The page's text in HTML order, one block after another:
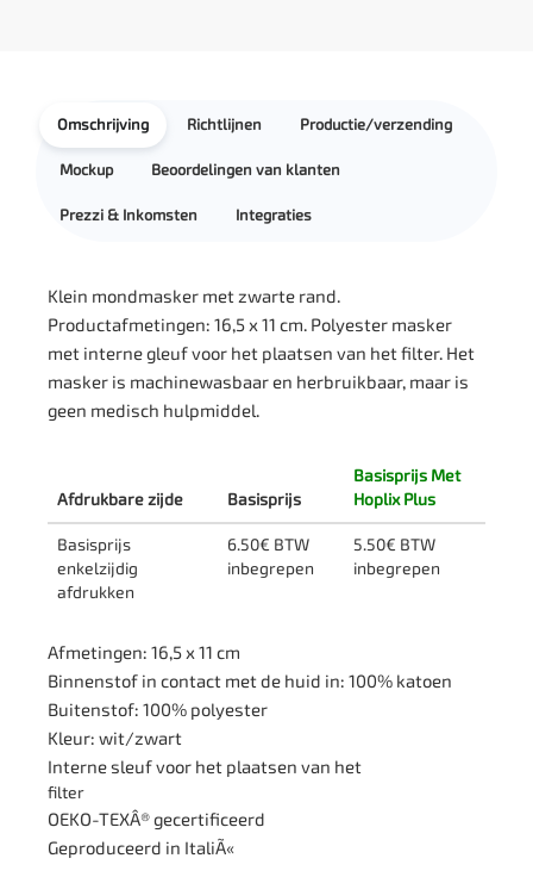
Omschrijving Richtlijnen Productie/verzending
Mockup Beoordelingen van klanten
Prezzi & Inkomsten Integraties
Klein mondmasker met zwarte rand.
Productafmetingen: 16,5 x 11 cm. Polyester masker
met interne gleuf voor het plaatsen van het filter. Het
masker is machinewasbaar en herbruikbaar, maar is
geen medisch hulpmiddel.
Afdrukbare zijde Basisprijs
Basisprijs Met
Hoplix Plus
Basisprijs
enkelzijdig
afdrukken
6.50€ BTW
inbegrepen
5.50€ BTW
inbegrepen
Afmetingen: 16,5 x 11 cm
Binnenstof in contact met de huid in: 100% katoen
Buitenstof: 100% polyester
Kleur: wit/zwart
Interne sleuf voor het plaatsen van het
filter
OEKO-TEXÂ® gecertificeerd
Geproduceerd in ItaliÃ«